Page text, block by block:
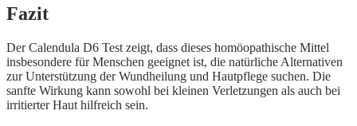
Fazit
Der Calendula D6 Test zeigt, dass dieses homöopathische Mittel
insbesondere für Menschen geeignet ist, die natürliche Alternativen
zur Unterstützung der Wundheilung und Hautpflege suchen. Die
sanfte Wirkung kann sowohl bei kleinen Verletzungen als auch bei
irritierter Haut hilfreich sein.